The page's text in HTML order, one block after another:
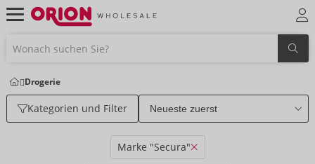
Drogerie
Kategorien und Filter
Marke "Secura"